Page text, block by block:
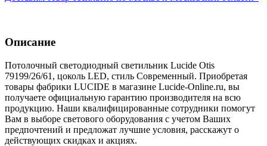
Описание
Потолочный светодиодный светильник Lucide Otis
79199/26/61, цоколь LED, стиль Современный. Приобретая
товары фабрики LUCIDE в магазине Lucide-Online.ru, вы
получаете официальную гарантию производителя на всю
продукцию. Наши квалифицированные сотрудники помогут
Вам в выборе светового оборудования с учетом Ваших
предпочтений и предложат лучшие условия, расскажут о
действующих скидках и акциях.